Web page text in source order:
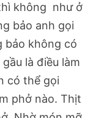
không như ở
bảo anh gọi
bảo không có
là điều làm
có thể gọi
phở nào. Thịt